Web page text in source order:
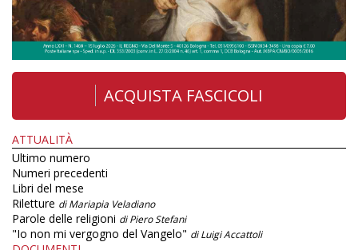
ACQUISTA FASCICOLI
ATTUALITÀ
Ultimo numero
Numeri precedenti
Libri del mese
Riletture di Mariapia Veladiano
Parole delle religioni di Piero Stefani
"Io non mi vergogno del Vangelo" di Luigi Accattoli